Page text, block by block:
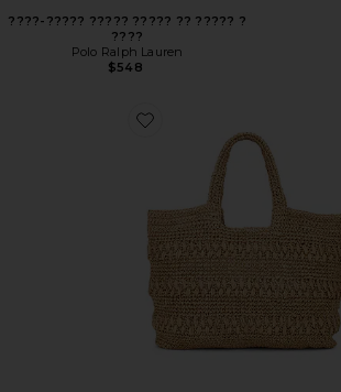
????-????? ????? ????? ?? ????? ?
????
Polo Ralph Lauren
$548
Favorite СУМКА CHANGING TIDES